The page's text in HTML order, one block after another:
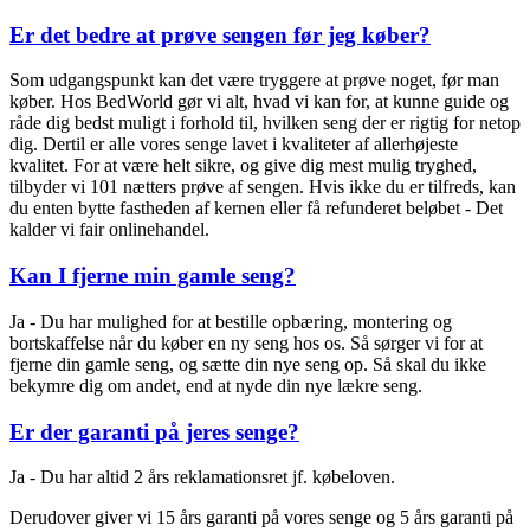
Er det bedre at prøve sengen før jeg køber?
Som udgangspunkt kan det være tryggere at prøve noget, før man
køber. Hos BedWorld gør vi alt, hvad vi kan for, at kunne guide og
råde dig bedst muligt i forhold til, hvilken seng der er rigtig for netop
dig. Dertil er alle vores senge lavet i kvaliteter af allerhøjeste
kvalitet. For at være helt sikre, og give dig mest mulig tryghed,
tilbyder vi 101 nætters prøve af sengen. Hvis ikke du er tilfreds, kan
du enten bytte fastheden af kernen eller få refunderet beløbet - Det
kalder vi fair onlinehandel.
Kan I fjerne min gamle seng?
Ja - Du har mulighed for at bestille opbæring, montering og
bortskaffelse når du køber en ny seng hos os. Så sørger vi for at
fjerne din gamle seng, og sætte din nye seng op. Så skal du ikke
bekymre dig om andet, end at nyde din nye lækre seng.
Er der garanti på jeres senge?
Ja - Du har altid 2 års reklamationsret jf. købeloven.
Derudover giver vi 15 års garanti på vores senge og 5 års garanti på